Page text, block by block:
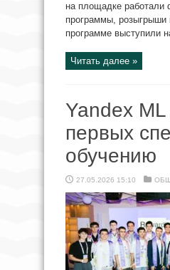
на площадке работали
программы, розыгрыши
программе выступили
Читать далее »
Yandex
первых
обучению
27.05.2026 15:10